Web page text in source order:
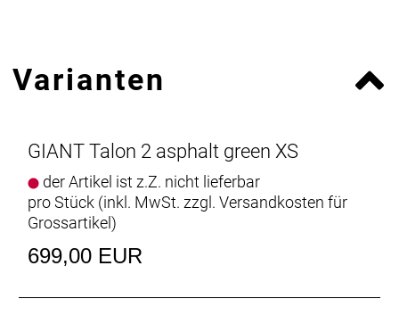
Reifen vorne: Maxxis Rekon 27.5x2.4,
Pannenschutz
Griffe:Giant Sole-O
Sattel: Giant Ergo Contact Trail
Sattelstütze:Giant Sport
Kurbelsatz:Prowheel Charm, 32 Zähne
KMC X-9
Zulässiges Gesamtgewicht (kg):
Varianten
GIANT Talon 2 asphalt green XS
der Artikel ist z.Z. nicht lieferbar
pro Stück (inkl. MwSt. zzgl. Versandkosten für
Grossartikel)
699,00 EUR